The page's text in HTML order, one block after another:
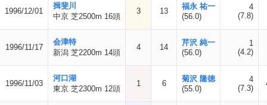
1996/12/01
揖斐川
中京 芝2500m 16頭
3 13
福永 祐一
(56.0)
4
(7.8)
1996/11/17
会津特
新潟 芝2200m 14頭
4 14
芹沢 純一
(56.0)
1
(4.2)
1996/11/03
河口湖
東京 芝2300m 12頭
1 6
菊沢 隆徳
(55.0)
4
(7.3)